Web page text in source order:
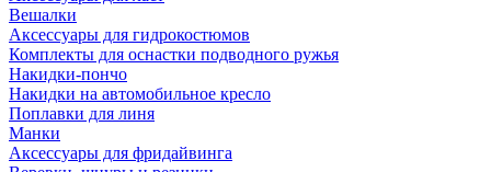
Вешалки
Аксессуары для гидрокостюмов
Комплекты для оснастки подводного ружья
Накидки-пончо
Накидки на автомобильное кресло
Поплавки для линя
Манки
Аксессуары для фридайвинга